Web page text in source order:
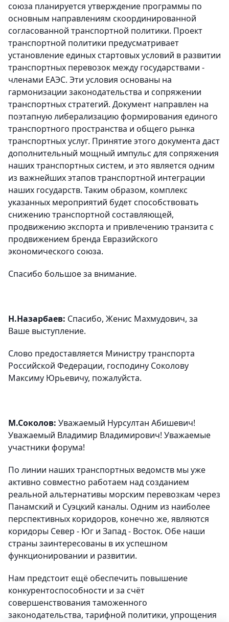
союза планируется утверждение программы по
основным направлениям скоординированной
согласованной транспортной политики. Проект
транспортной политики предусматривает
установление единых стартовых условий в развитии
транспортных перевозок между государствами -
членами ЕАЭС. Эти условия основаны на
гармонизации законодательства и сопряжении
транспортных стратегий. Документ направлен на
поэтапную либерализацию формирования единого
транспортного пространства и общего рынка
транспортных услуг. Принятие этого документа даст
дополнительный мощный импульс для сопряжения
наших транспортных систем, и это является одним
из важнейших этапов транспортной интеграции
наших государств. Таким образом, комплекс
указанных мероприятий будет способствовать
снижению транспортной составляющей,
продвижению экспорта и привлечению транзита с
продвижением бренда Евразийского
экономического союза.
Спасибо большое за внимание.
Н.Назарбаев: Спасибо, Женис Махмудович, за
Ваше выступление.
Слово предоставляется Министру транспорта
Российской Федерации, господину Соколову
Максиму Юрьевичу, пожалуйста.
М.Соколов: Уважаемый Нурсултан Абишевич!
Уважаемый Владимир Владимирович! Уважаемые
участники форума!
По линии наших транспортных ведомств мы уже
активно совместно работаем над созданием
реальной альтернативы морским перевозкам через
Панамский и Суэцкий каналы. Одним из наиболее
перспективных коридоров, конечно же, являются
коридоры Север - Юг и Запад - Восток. Обе наши
страны заинтересованы в их успешном
функционировании и развитии.
Нам предстоит ещё обеспечить повышение
конкурентоспособности и за счёт
совершенствования таможенного
законодательства, тарифной политики, упрощения